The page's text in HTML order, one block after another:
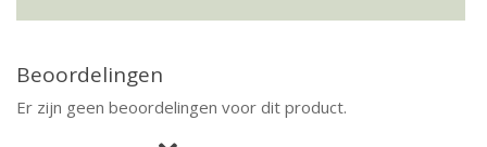
Beoordelingen
Er zijn geen beoordelingen voor dit product.